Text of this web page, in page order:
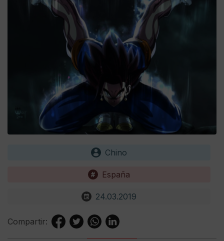
Chino
España
24.03.2019
Compartir: